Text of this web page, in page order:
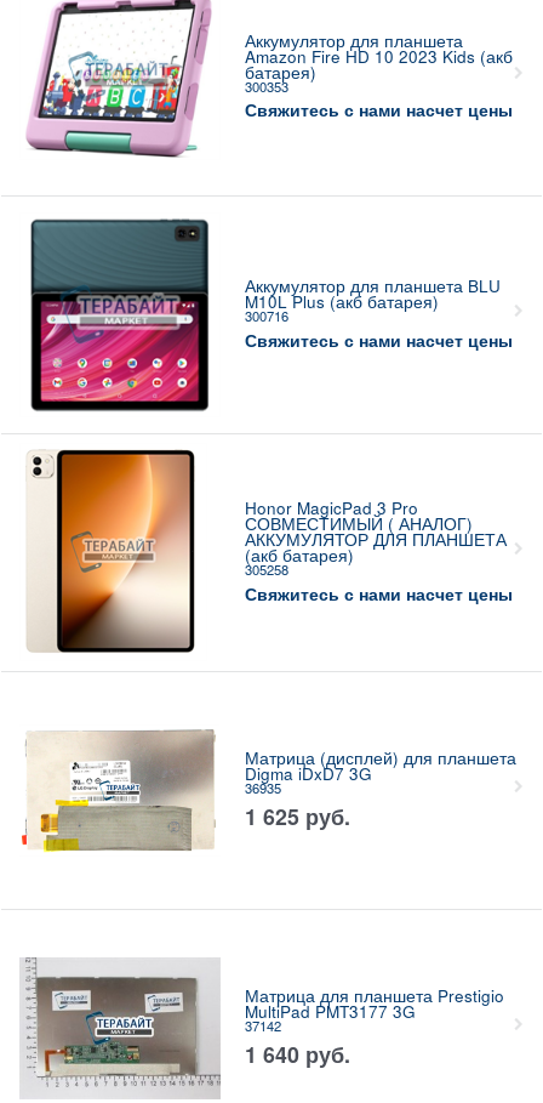
Аккумулятор для планшета
Amazon Fire HD 10 2023 Kids (акб
батарея)
300353
Свяжитесь с нами насчет цены
Аккумулятор для планшета BLU
M10L Plus (акб батарея)
300716
Свяжитесь с нами насчет цены
Honor MagicPad 3 Pro
СОВМЕСТИМЫЙ ( АНАЛОГ)
АККУМУЛЯТОР ДЛЯ ПЛАНШЕТА
(акб батарея)
305258
Свяжитесь с нами насчет цены
Матрица (дисплей) для планшета
Digma iDxD7 3G
36935
1 625 руб.
Матрица для планшета Prestigio
MultiPad PMT3177 3G
37142
1 640 руб.